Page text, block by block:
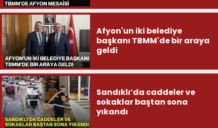
Afyon'un iki belediye
başkanı TBMM'de bir araya
geldi
Sandıklı’da caddeler ve
sokaklar baştan sona
yıkandı